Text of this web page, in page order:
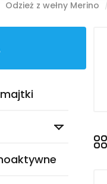
Odzież z wełny Merino
